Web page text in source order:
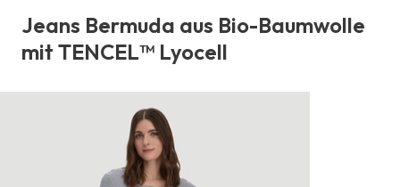
Reviews
Jeans Bermuda aus Bio-Baumwolle
mit TENCEL™ Lyocell